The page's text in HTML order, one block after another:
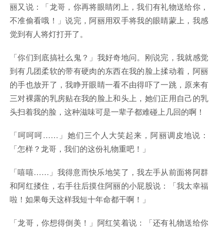
丽又说：「龙哥，你再将眼睛闭上，我们有礼物送给你，
不准偷看哦！」说完，阿丽用双手将我的眼睛蒙上，我感
觉到有人将灯打开了。
「你们到底搞社么鬼？」我好奇地问。刚说完，我就感觉
到有几团柔软的带有硬肉的东西在我的脸上揉动着，阿丽
的手也放开了，我睁开眼睛一看不由得吓了一跳，原来有
三对裸露的乳房贴在我的脸上和头上，她们正用自己的乳
头扫着我的脸，这种滋味可是一辈子都难碰上几回的啊！
「呵呵呵……」她们三个人大笑起来，阿丽调皮地说：
「怎样？龙哥，我们的这份礼物重吧！」
「嘻嘻……」我得意而快乐地笑了，我左手从前面将阿群
和阿红搂住，右手往后摸住阿丽的小屁股说：「我太幸福
啦！如果每天这样我短十年命都干啊！」
「龙哥，你想得倒美！」阿红笑着说：「还有礼物送给你